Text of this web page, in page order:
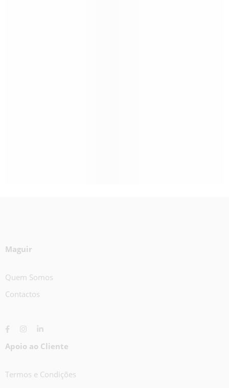
Maguir
Quem Somos
Contactos
Apoio ao Cliente
Termos e Condições